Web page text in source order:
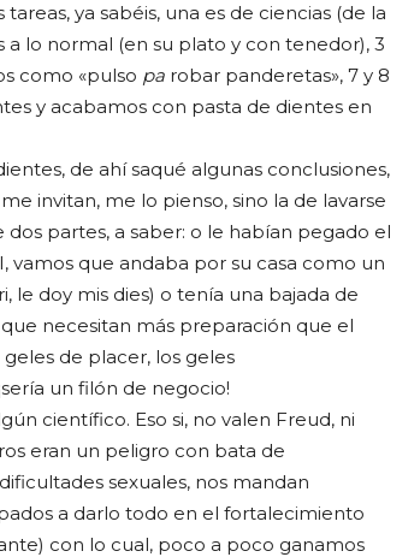
ya sabéis, una es de ciencias (de la
a lo normal (en su plato y con tenedor), 3
como «pulso pa robar panderetas», 7 y 8
y acabamos con pasta de dientes en
de ahí saqué algunas conclusiones,
invitan, me lo pienso, sino la de lavarse
partes, a saber: o le habían pegado el
vamos que andaba por su casa como un
le doy mis dies) o tenía una bajada de
necesitan más preparación que el
de placer, los geles
un filón de negocio!
científico. Eso si, no valen Freud, ni
eran un peligro con bata de
sexuales, nos mandan
a darlo todo en el fortalecimiento
con lo cual, poco a poco ganamos